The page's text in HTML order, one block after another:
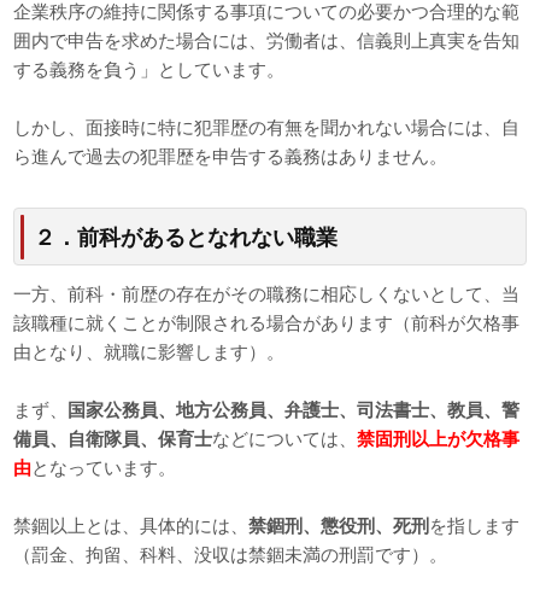
企業秩序の維持に関係する事項についての必要かつ合理的な範
囲内で申告を求めた場合には、労働者は、信義則上真実を告知
する義務を負う」としています。
しかし、面接時に特に犯罪歴の有無を聞かれない場合には、自
ら進んで過去の犯罪歴を申告する義務はありません。
２．前科があるとなれない職業
一方、前科・前歴の存在がその職務に相応しくないとして、当
該職種に就くことが制限される場合があります（前科が欠格事
由となり、就職に影響します）。
まず、
国家公務員、地方公務員、弁護士、司法書士、教員、警
備員、自衛隊員、保育士などについては、禁固刑以上が欠格事
由となっています。
禁錮以上とは、具体的には、禁錮刑、懲役刑、死刑 を指します
（罰金、拘留、科料、没収は禁錮未満の刑罰です）。